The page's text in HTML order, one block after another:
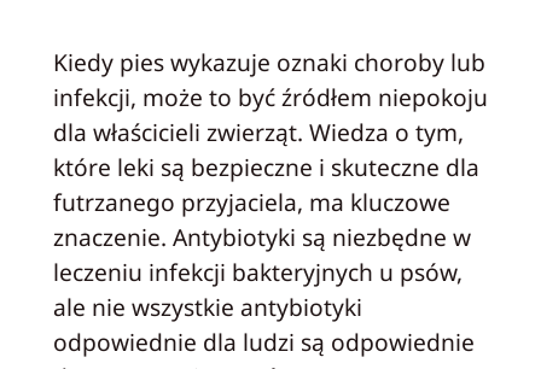
Kiedy pies wykazuje oznaki choroby lub
infekcji, może to być źródłem niepokoju
dla właścicieli zwierząt. Wiedza o tym,
które leki są bezpieczne i skuteczne dla
futrzanego przyjaciela, ma kluczowe
znaczenie. Antybiotyki są niezbędne w
leczeniu infekcji bakteryjnych u psów,
ale nie wszystkie antybiotyki
odpowiednie dla ludzi są odpowiednie